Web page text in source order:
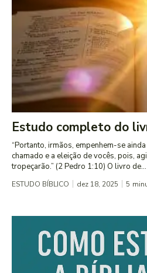
Estudo completo do
“Portanto, irmãos, empenhem-se
chamado e a eleição de vocês, pois,
tropeçarão.” (2 Pedro 1:10) O livro de...
ESTUDO BÍBLICO dez 18, 2025 5